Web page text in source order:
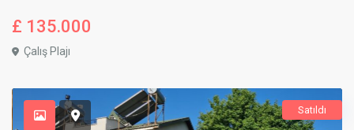
£ 135.000
Çalış Plajı
Satıldı